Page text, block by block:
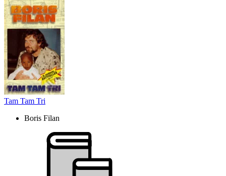
Tam Tam Tri
Boris Filan